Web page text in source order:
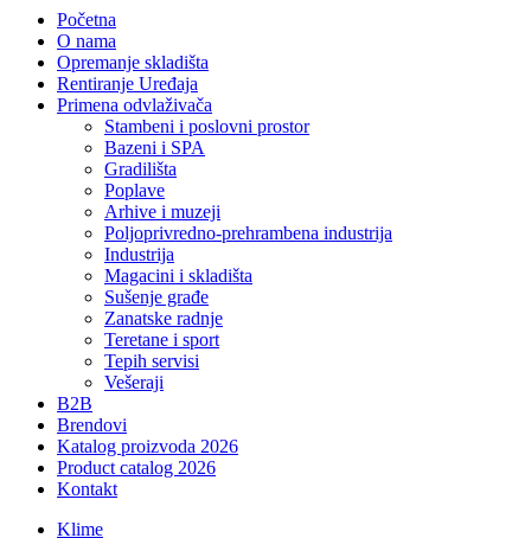
Početna
O nama
Opremanje skladišta
Rentiranje Uređaja
Primena odvlaživača
Stambeni i poslovni prostor
Bazeni i SPA
Gradilišta
Poplave
Arhive i muzeji
Poljoprivredno-prehrambena industrija
Industrija
Magacini i skladišta
Sušenje građe
Zanatske radnje
Teretane i sport
Tepih servisi
Vešeraji
B2B
Brendovi
Katalog proizvoda 2026
Product catalog 2026
Kontakt
Klime